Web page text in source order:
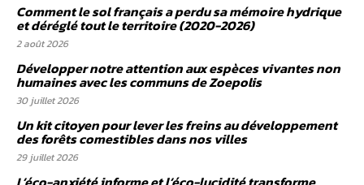
Comment le sol français a perdu sa mémoire hydrique
et déréglé tout le territoire (2020-2026)
2 août 2026
Développer notre attention aux espèces vivantes non
humaines avec les communs de Zoepolis
30 juillet 2026
Un kit citoyen pour lever les freins au développement
des forêts comestibles dans nos villes
29 juillet 2026